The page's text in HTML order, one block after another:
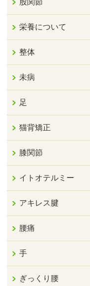
股関節
栄養について
整体
未病
足
猫背矯正
膝関節
イトオテルミー
アキレス腱
腰痛
手
ぎっくり腰